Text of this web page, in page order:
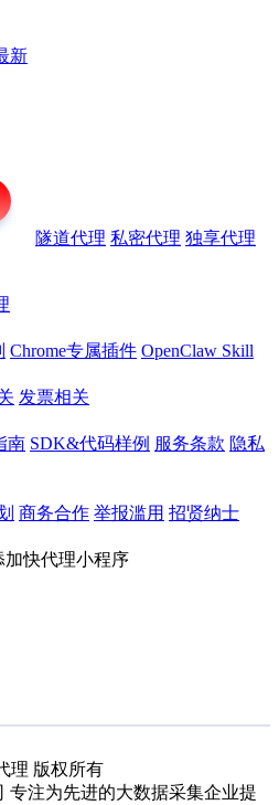
新
隧道代理 私密代理 独享代理
Chrome专属插件 OpenClaw Skill
发票相关
南 SDK&代码样例 服务条款 隐私
商务合作 举报滥用 招贤纳士
快代理小程序
理 版权所有
专注为先进的大数据采集企业提